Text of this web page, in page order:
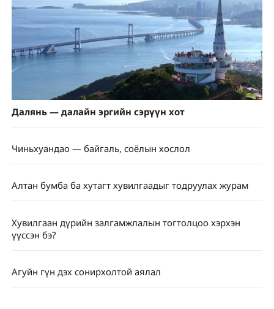
Далянь — далайн эргийн сэрүүн хот
Чиньхуандао — байгаль, соёлын хослол
Алтан бумба ба хутагт хувилгаадыг тодруулах журам
Хувилгаан дүрийн залгамжлалын тогтолцоо хэрхэн
үүссэн бэ?
Агуйн гүн дэх сонирхолтой аялал